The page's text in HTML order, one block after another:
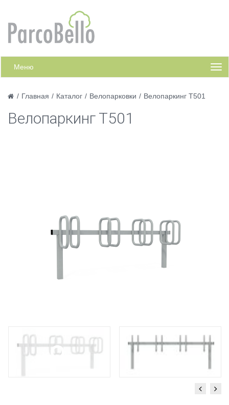
Меню
/ Главная / Каталог / Велопарковки / Велопаркинг Т501
Велопаркинг Т501